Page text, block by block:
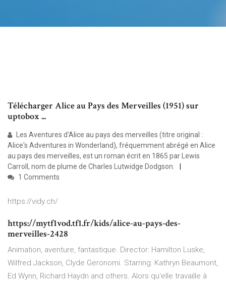
Télécharger Alice au Pays des Merveilles (1951) sur
uptobox ...
Les Aventures d'Alice au pays des merveilles (titre original :
Alice's Adventures in Wonderland), fréquemment abrégé en Alice
au pays des merveilles, est un roman écrit en 1865 par Lewis
Carroll, nom de plume de Charles Lutwidge Dodgson.
1 Comments
https://vidy.ch/
https://mytf1vod.tf1.fr/kids/alice-au-pays-des-
merveilles-2428
Animation, aventure, fantastique. Director: Hamilton Luske,
Wilfred Jackson, Clyde Geronomi. Starring: Kathryn Beaumont,
Ed Wynn, Richard Haydn and others. Alors qu'elle travaille à